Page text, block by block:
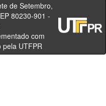
80230-901 -
- Brasil
com
pela UTFPR